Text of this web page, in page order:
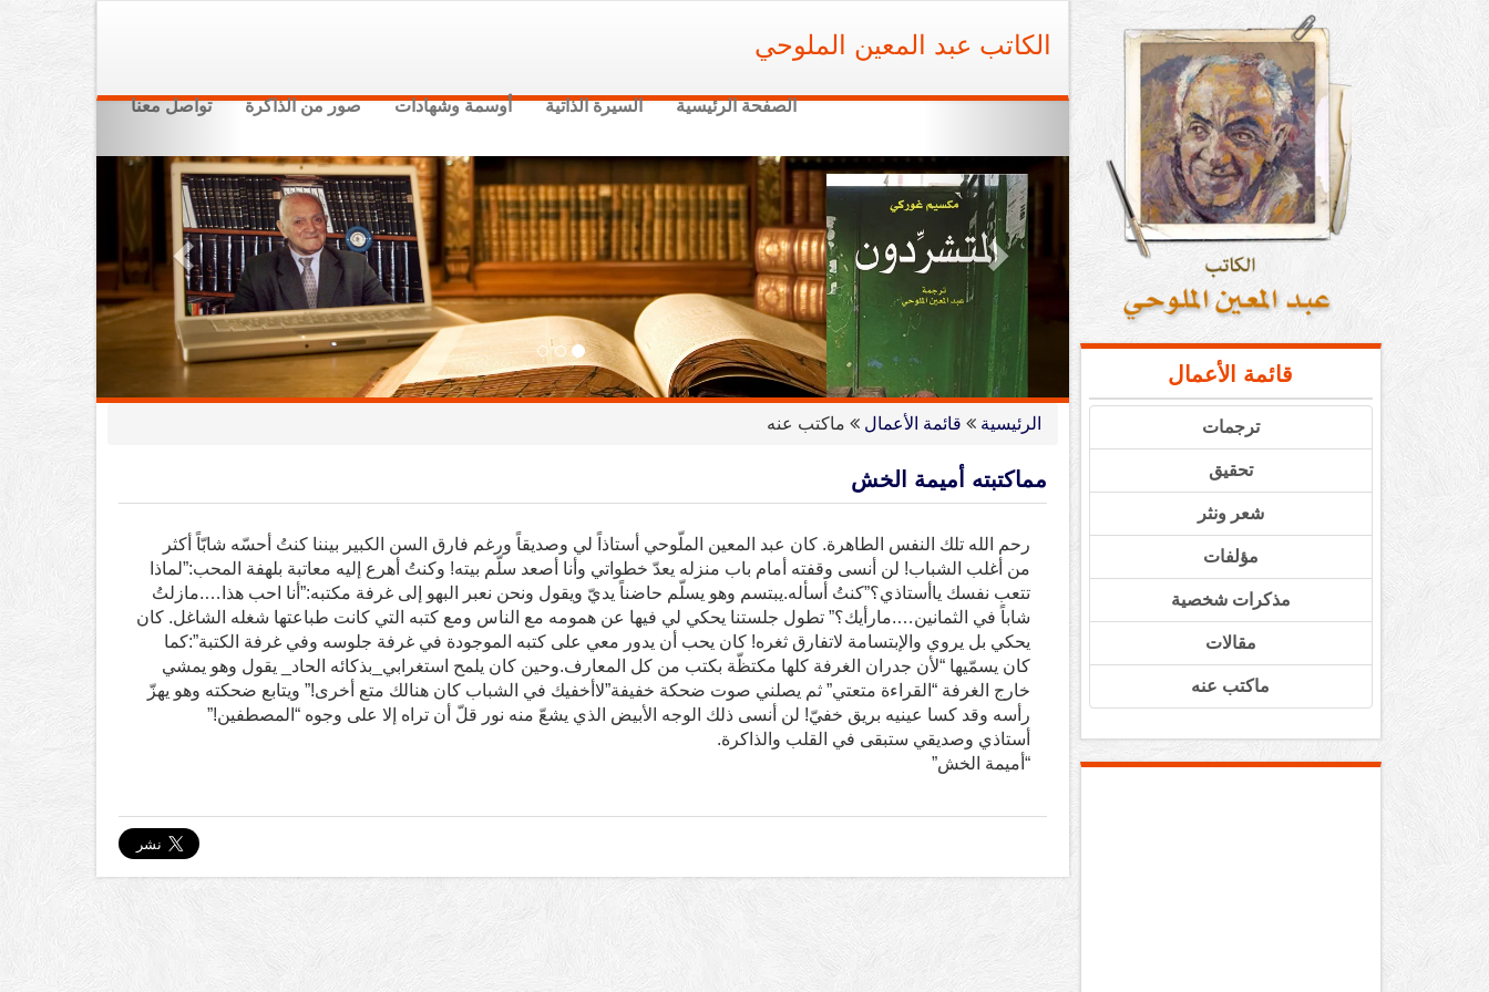
content
قائمة الأعمال
ترجمات
تحقيق
شعر ونثر
مؤلفات
مذكرات شخصية
مقالات
ماكتب عنه
الكاتب عبد المعين الملوحي
الصفحة الرئيسية السيرة الذاتية أوسمة وشهادات صور من الذاكرة تواصل معنا
Previous
الرئيسية قائمة الأعمال ماكتب عنه
مماكتبته أميمة الخش
رحم الله تلك النفس الطاهرة. كان عبد المعين الملّوحي أستاذاً لي وصديقاً ورغم فارق السن الكبير بيننا كنتُ أحسّه شابّاً أكثر
من أغلب الشباب! لن أنسى وقفته أمام باب منزله يعدّ خطواتي وأنا أصعد سلّم بيته! وكنتُ أهرع إليه معاتبة بلهفة المحب:”لماذا
تتعب نفسك ياأستاذي؟”كنتُ أسأله.يبتسم وهو يسلّم حاضناً يديّ ويقول ونحن نعبر البهو إلى غرفة مكتبه:”أنا احب هذا….مازلتُ
شاباً في الثمانين….مارأيك؟” تطول جلستنا يحكي لي فيها عن همومه مع الناس ومع كتبه التي كانت طباعتها شغله الشاغل. كان
يحكي بل يروي والإبتسامة لاتفارق ثغره! كان يحب أن يدور معي على كتبه الموجودة في غرفة جلوسه وفي غرفة الكتبة”:كما
كان يسمّيها “لأن جدران الغرفة كلها مكتظّة بكتب من كل المعارف.وحين كان يلمح استغرابي_بذكائه الحاد_ يقول وهو يمشي
خارج الغرفة “القراءة متعتي” ثم يصلني صوت ضحكة خفيفة”لاأخفيك في الشباب كان هنالك متع أخرى!” ويتابع ضحكته وهو يهزّ
رأسه وقد كسا عينيه بريق خفيّ! لن أنسى ذلك الوجه الأبيض الذي يشعّ منه نور قلّ أن تراه إلا على وجوه “المصطفين!”
أستاذي وصديقي ستبقى في القلب والذاكرة.
“أميمة الخش”